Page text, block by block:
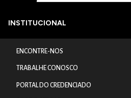
INSTITUCIONAL
ENCONTRE-NOS
TRABALHE CONOSCO
PORTAL DO CREDENCIADO